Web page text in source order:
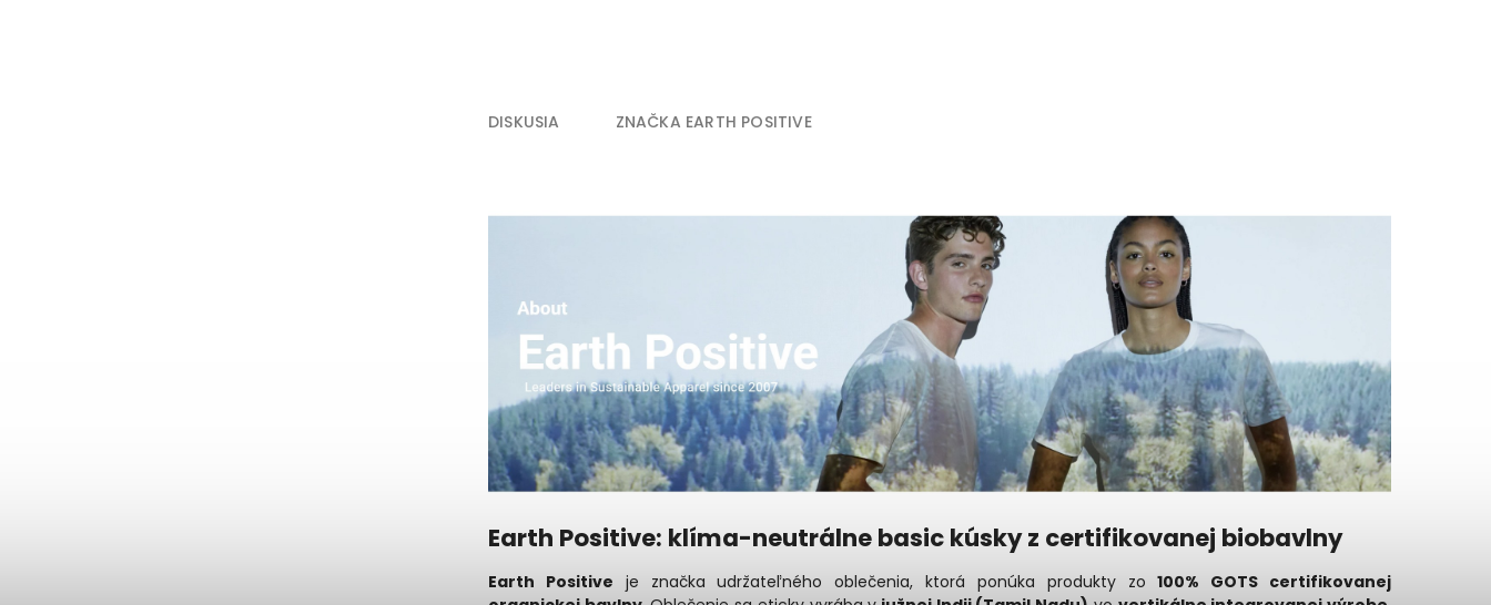
DISKUSIA ZNAČKA EARTH POSITIVE
Earth Positive: klíma-neutrálne basic kúsky z certifikovanej biobavlny
Earth Positive je značka udržateľného oblečenia, ktorá ponúka produkty zo100% GOTS certifikovanej